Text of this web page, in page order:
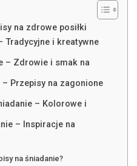
na zdrowe posiłki
Tradycyjne i kreatywne
– Zdrowie i smak na
Przepisy na zagonione
– Kolorowe i
– Inspiracje na
na śniadanie?